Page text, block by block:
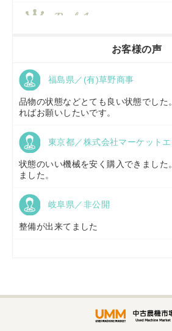
京都府／
福島県／(有)草野商事
山形県／株式会社ノーキステージ
株式会社トミタモータース
お客様の声
福島県／(有)草野商事
品物の状態などとても良い状態でした
ればお願いしたいです。
東京都／株式会社マーケット
状態のいい機械を安く購入できました
ました。
岐阜県／非公開
整備が出来てました